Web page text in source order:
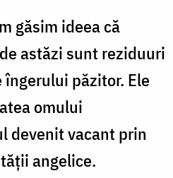
găsim ideea că
astăzi sunt reziduuri
păzitor. Ele
omului
devenit vacant prin
angelice.